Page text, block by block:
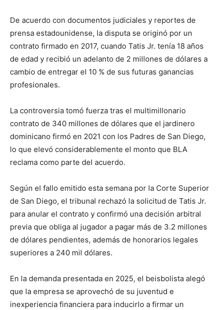
De acuerdo con documentos judiciales y reportes de
prensa estadounidense, la disputa se originó por un
contrato firmado en 2017, cuando Tatis Jr. tenía 18 años
de edad y recibió un adelanto de 2 millones de dólares a
cambio de entregar el 10 % de sus futuras ganancias
profesionales.
La controversia tomó fuerza tras el multimillonario
contrato de 340 millones de dólares que el jardinero
dominicano firmó en 2021 con los Padres de San Diego,
lo que elevó considerablemente el monto que BLA
reclama como parte del acuerdo.
Según el fallo emitido esta semana por la Corte Superior
de San Diego, el tribunal rechazó la solicitud de Tatis Jr.
para anular el contrato y confirmó una decisión arbitral
previa que obliga al jugador a pagar más de 3.2 millones
de dólares pendientes, además de honorarios legales
superiores a 240 mil dólares.
En la demanda presentada en 2025, el beisbolista alegó
que la empresa se aprovechó de su juventud e
inexperiencia financiera para inducirlo a firmar un